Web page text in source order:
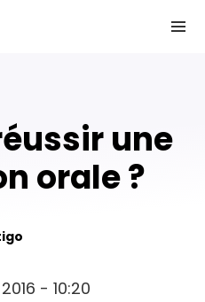
orale ?
- 10:20